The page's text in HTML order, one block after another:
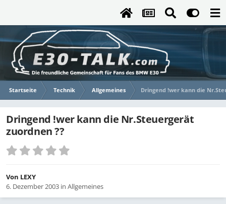
Startseite Technik Allgemeines Dringend !wer kann die
Dringend !wer kann die Nr.Steuergerät
zuordnen ??
Von LEXY
6. Dezember 2003 in Allgemeines